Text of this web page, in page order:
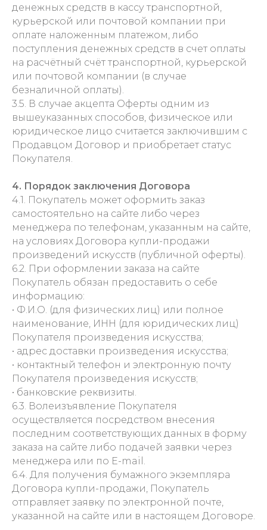
денежных средств в кассу транспортной,
курьерской или почтовой компании при
оплате наложенным платежом, либо
поступления денежных средств в счет оплаты
на расчётный счёт транспортной, курьерской
или почтовой компании (в случае
безналичной оплаты).
3.5. В случае акцепта Оферты одним из
вышеуказанных способов, физическое или
юридическое лицо считается заключившим с
Продавцом Договор и приобретает статус
Покупателя.
4. Порядок заключения Договора
4.1. Покупатель может оформить заказ
самостоятельно на сайте либо через
менеджера по телефонам, указанным на сайте,
на условиях Договора купли-продажи
произведений искусств (публичной оферты).
6.2. При оформлении заказа на сайте
Покупатель обязан предоставить о себе
информацию:
• Ф.И.О. (для физических лиц) или полное
наименование, ИНН (для юридических лиц)
Покупателя произведения искусства;
• адрес доставки произведения искусства;
• контактный телефон и электронную почту
Покупателя произведения искусств;
• банковские реквизиты.
6.3. Волеизъявление Покупателя
осуществляется посредством внесения
последним соответствующих данных в форму
заказа на сайте либо подачей заявки через
менеджера или по E-mail.
6.4. Для получения бумажного экземпляра
Договора купли-продажи, Покупатель
отправляет заявку по электронной почте,
указанной на сайте или в настоящем Договоре.